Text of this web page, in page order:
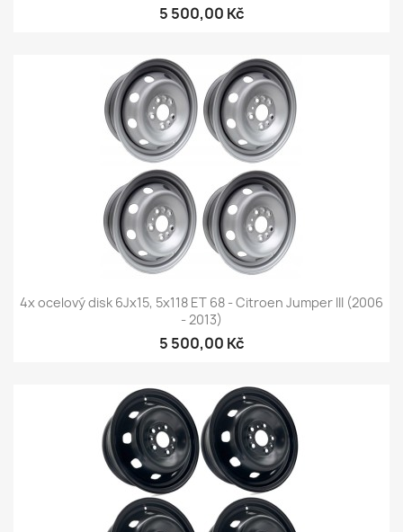
5 500,00 Kč
4x ocelový disk 6Jx15, 5x118 ET 68 - Citroen Jumper III (2006
- 2013)
5 500,00 Kč